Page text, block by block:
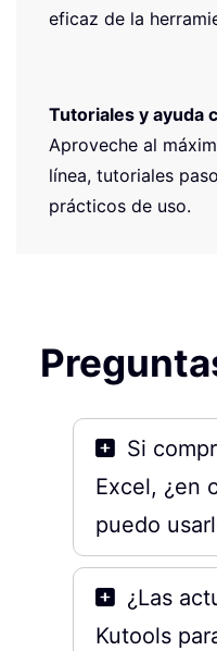
eficaz de la
Tutoriales y ayuda
Aproveche al
línea, tutoriales
prácticos de uso.
Si
Excel, ¿en
puedo
¿Las
Kutools